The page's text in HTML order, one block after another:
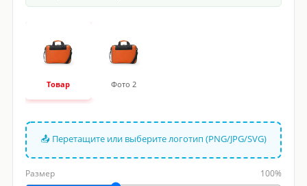
Товар Фото 2
📤 Перетащите или выберите логотип (PNG/JPG/SVG)
Размер 100%